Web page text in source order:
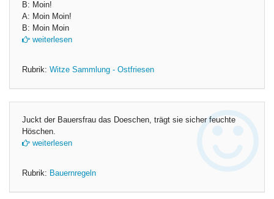
B: Moin!
A: Moin Moin!
B: Moin Moin
weiterlesen
Rubrik: Witze Sammlung - Ostfriesen
Juckt der Bauersfrau das Doeschen, trägt sie sicher feuchte
Höschen.
weiterlesen
Rubrik: Bauernregeln